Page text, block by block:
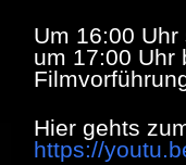
Um 16:00
um 17:00 Uhr
Hier gehts
https://